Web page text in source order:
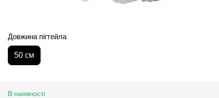
Довжина пігтейла
50 см
В наявності